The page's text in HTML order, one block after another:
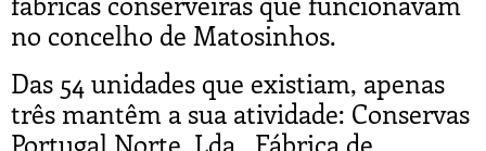
no concelho de Matosinhos.
Das 54 unidades que existiam, apenas
três mantêm a sua atividade: Conservas
Portugal Norte, Lda., Fábrica de